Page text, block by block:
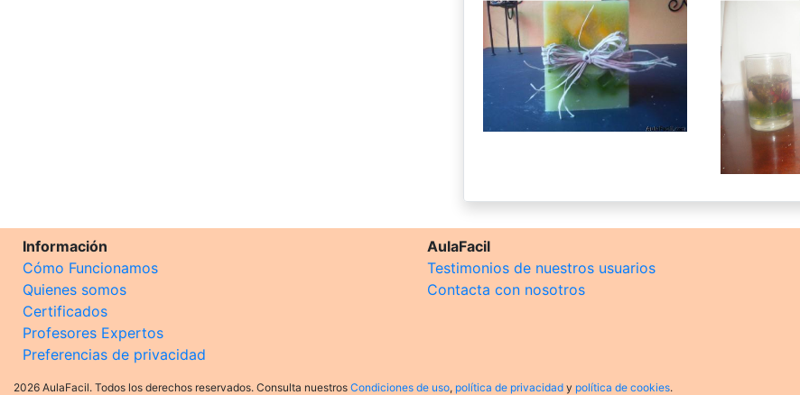
Información
Cómo Funcionamos
Quienes somos
Certificados
Profesores Expertos
Preferencias de privacidad
AulaFacil
Testimonios de nuestros usuarios
Contacta con nosotros
2026 AulaFacil. Todos los derechos reservados. Consulta nuestros Condiciones de uso, política de privacidad y política de cookies.